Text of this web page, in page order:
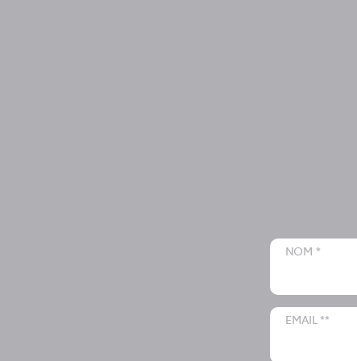
NOM *
EMAIL **